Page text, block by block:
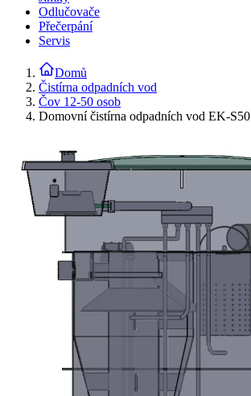
Odlučovače
Přečerpání
Servis
Domů
Čistírna odpadních vod
Čov 12-50 osob
Domovní čistírna odpadních vod EK-S50